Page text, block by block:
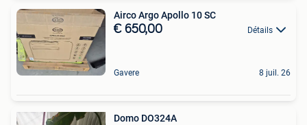
Airco Argo Apollo 10 SC
€ 650,00 Détails
Gavere 8 juil. 26
Domo DO324A